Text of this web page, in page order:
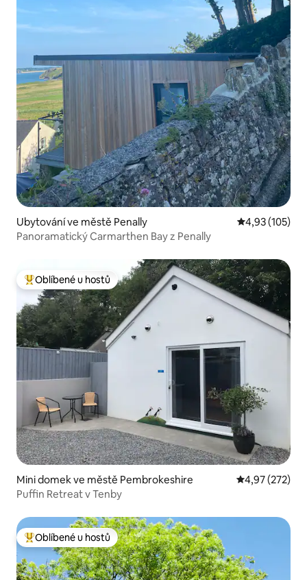
Ubytování ve městě Penally Průměrné
4,93 (105)
Panoramatický Carmarthen Bay z Penally
Nejlepší v kategorii Oblíbené u hostů
Oblíbené u hostů
Mini domek ve městě Pembrokeshire Průměrné
4,97 (272)
Puffin Retreat v Tenby
Nejlepší v kategorii Oblíbené u hostů
Oblíbené u hostů